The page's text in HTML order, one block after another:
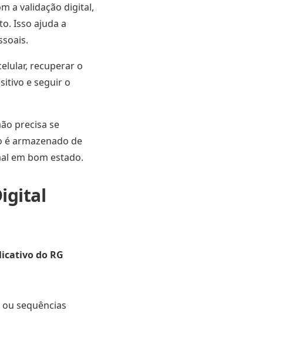
a validação digital,
Isso ajuda a
recuperar o
e seguir o
precisa se
armazenado de
em bom estado.
do RG
sequências